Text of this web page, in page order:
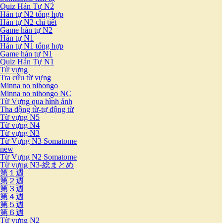
Quiz Hán Tự N2
Hán tự N2 tổng hợp
Hán tự N2 chi tiết
Game hán tự N2
Hán tự N1
Hán tự N1 tổng hợp
Game hán tự N1
Quiz Hán Tự N1
Từ vựng
Tra cứu từ vựng
Minna no nihongo
Minna no nihongo NC
Từ Vựng qua hình ảnh
Tha động từ-tự động từ
Từ vựng N5
Từ vựng N4
Từ vựng N3
Từ Vựng N3 Somatome
new
Từ Vựng N2 Somatome
Từ vựng N3-総まとめ
第１週
第２週
第３週
第４週
第５週
第６週
Từ vựng N2